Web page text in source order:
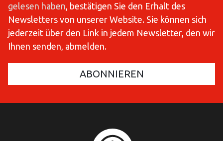
gelesen haben , bestätigen Sie den Erhalt des
Newsletters von unserer Website. Sie können sich
jederzeit über den Link in jedem Newsletter, den wir
Ihnen senden, abmelden.